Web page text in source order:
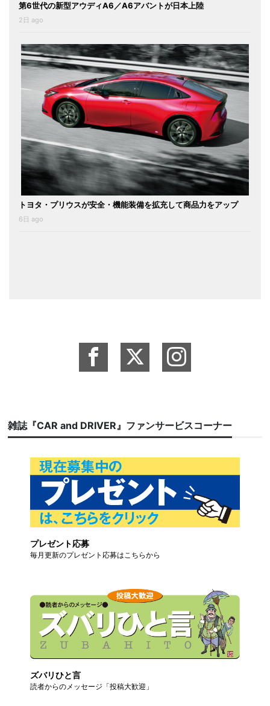
第6世代の新型アウディA6／A6アバントが日本上陸
2日 ago
トヨタ・プリウスが安全・機能装備を拡充して商品力をアップ
6日 ago
雑誌『CAR and DRIVER』ファンサービスコーナー
プレゼント応募
毎月更新のプレゼント応募はこちらから
ズバリひと言
読者からのメッセージ「投稿大歓迎」